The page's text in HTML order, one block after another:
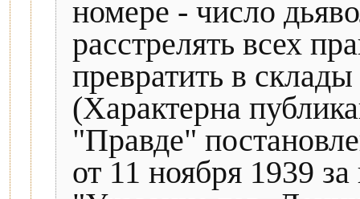
номере - число
расстрелять всех
превратить в
(Характерна
"Правде"
от 11 ноября 1939